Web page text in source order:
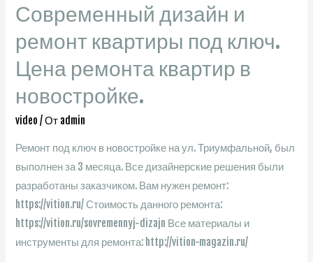
сад.
за
м2
от
т.р.
Инфраструктура,
транспортная
доступность.
Современный дизайн и
ремонт квартиры под ключ.
Цена ремонта квартир в
новостройке.
video / От admin
Ремонт под ключ в новостройке на ул. Триумфальной, был
выполнен за 3 месяца. Все дизайнерские решения были
разработаны заказчиком. Вам нужен ремонт:
https://vition.ru/ Стоимость данного ремонта:
https://vition.ru/sovremennyj-dizajn Все материалы и
инструменты для ремонта: http://vition-magazin.ru/